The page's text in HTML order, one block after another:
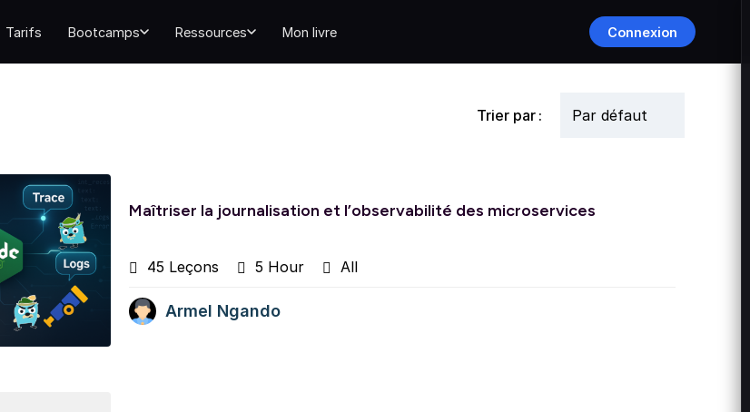
Tarifs Bootcamps Ressources Mon livre Connexion
Trier par :
Maîtriser la journalisation et l’observabilité des microservices
45 Leçons 5 Hour All
Armel Ngando